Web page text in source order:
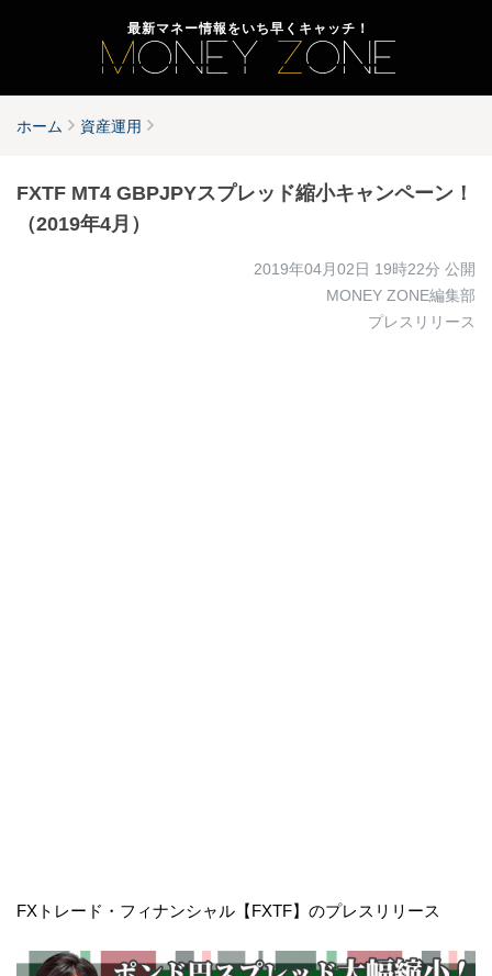
最新マネー情報をいち早くキャッチ！
ホーム 資産運用
FXTF MT4 GBPJPYスプレッド縮小キャンペーン！
（2019年4月）
2019年04月02日 19時22分 公開
MONEY ZONE編集部
プレスリリース
FXトレード・フィナンシャル【FXTF】のプレスリリース